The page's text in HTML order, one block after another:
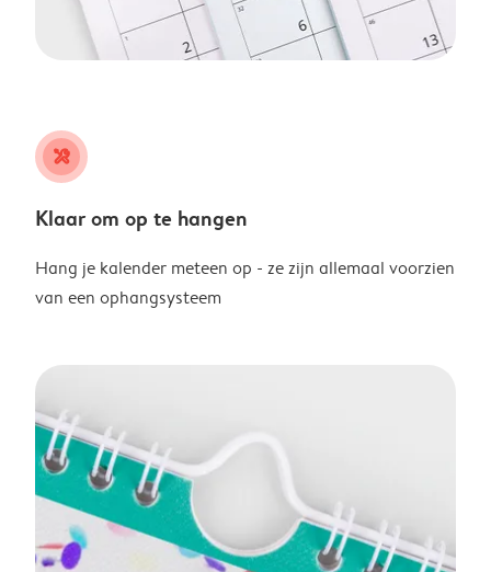
tools
Klaar om op te hangen
Hang je kalender meteen op - ze zijn allemaal voorzien
van een ophangsysteem